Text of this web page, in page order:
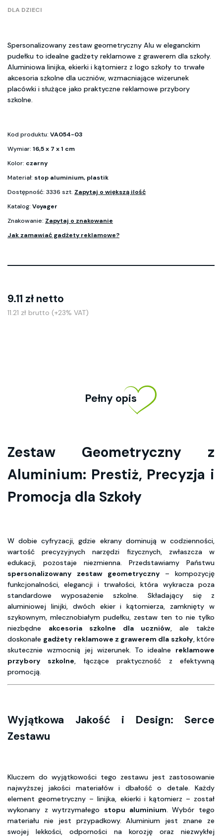
DLA DZIECI
Spersonalizowany zestaw geometryczny Alu w eleganckim
pudełku to idealne gadżety reklamowe z grawerem dla szkoły.
Aluminiowa linijka, ekierki i kątomierz z logo szkoły to trwałe
akcesoria szkolne dla uczniów, wzmacniające wizerunek
placówki i służące jako praktyczne reklamowe przybory
szkolne.
Kod produktu: VA054-03
Wymiar: 16,5 x 7 x 1 cm
Kolor: czarny
Materiał: stop aluminium, plastik
Dostępność: 3336 szt. Zapytaj o większą ilość
Katalog: Voyager
Znakowanie: Zapytaj o znakowanie
Jak zamawiać gadżety reklamowe?
9.11 zł netto
11.21 zł brutto (+23% VAT)
Pełny opis
Zestaw Geometryczny z
Aluminium: Prestiż, Precyzja i
Promocja dla Szkoły
W dobie cyfryzacji, gdzie ekrany dominują w codzienności,
wartość precyzyjnych narzędzi fizycznych, zwłaszcza w
edukacji, pozostaje niezmienna. Przedstawiamy Państwu
spersonalizowany zestaw geometryczny – kompozycję
funkcjonalności, elegancji i trwałości, która wykracza poza
standardowe wyposażenie szkolne. Składający się z
aluminiowej linijki, dwóch ekier i kątomierza, zamknięty w
szykownym, mlecznobiałym pudełku, zestaw ten to nie tylko
niezbędne akcesoria szkolne dla uczniów, ale także
doskonałe gadżety reklamowe z grawerem dla szkoły, które
skutecznie wzmocnią jej wizerunek. To idealne reklamowe
przybory szkolne, łączące praktyczność z efektywną
promocją.
Wyjątkowa Jakość i Design: Serce
Zestawu
Kluczem do wyjątkowości tego zestawu jest zastosowanie
najwyższej jakości materiałów i dbałość o detale. Każdy
element geometryczny – linijka, ekierki i kątomierz – został
wykonany z wytrzymałego stopu aluminium . Wybór tego
materiału nie jest przypadkowy. Aluminium jest znane ze
swojej lekkości, odporności na korozję oraz niezwykłej